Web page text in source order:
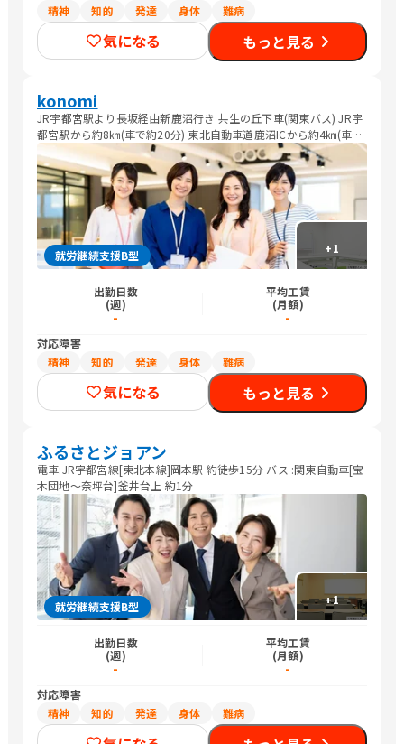
精神
知的 発達 身体 難病
気になる もっと見る
konomi
JR宇都宮駅より長坂経由新鹿沼行き 共生の丘下車(関東バス) JR宇
都宮駅から約8㎞(車で約20分) 東北自動車道鹿沼ICから約4㎞(車で
約10分)
+1
就労継続支援B型
出勤日数
(週)
-
平均工賃
(月額)
-
対応障害
精神
知的 発達 身体 難病
気になる もっと見る
ふるさとジョアン
電車:JR宇都宮線[東北本線]岡本駅 約徒歩15分 バス :関東自動車[宝
木団地〜奈坪台]釜井台上 約1分
+1
就労継続支援B型
出勤日数
(週)
-
平均工賃
(月額)
-
対応障害
精神
知的 発達 身体 難病